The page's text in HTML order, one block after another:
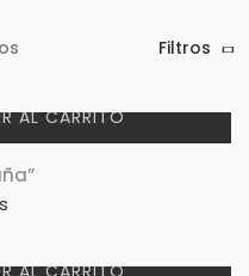
Filtros
AL CARRITO